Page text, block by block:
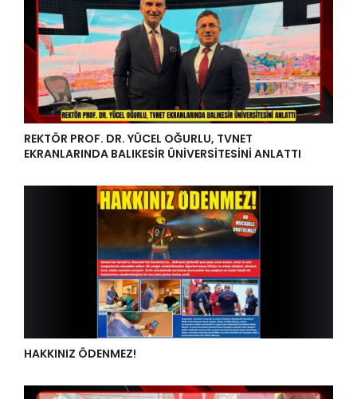
REKTÖR PROF. DR. YÜCEL OĞURLU, TVNET
EKRANLARINDA BALIKESİR ÜNİVERSİTESİNİ ANLATTI
HAKKINIZ ÖDENMEZ!